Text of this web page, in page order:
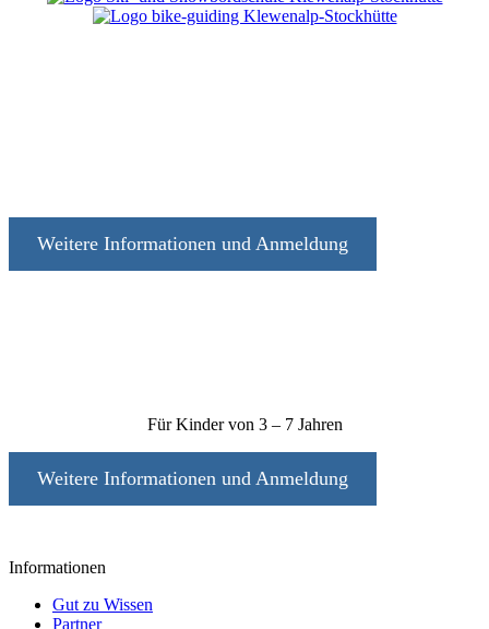
Weitere Informationen und Anmeldung
Für Kinder von 3 – 7 Jahren
Weitere Informationen und Anmeldung
Informationen
Gut zu Wissen
Partner